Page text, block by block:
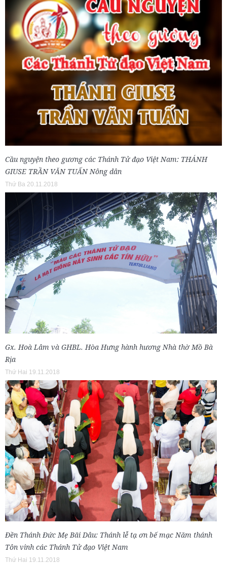
Cầu nguyện theo gương các Thánh Tử đạo Việt Nam: THÁNH
GIUSE TRẦN VĂN TUẤN Nông dân
Thứ Ba 20.11.2018
Gx. Hoà Lâm và GHBL. Hòa Hưng hành hương Nhà thờ Mồ Bà
Rịa
Thứ Hai 19.11.2018
Đền Thánh Đức Mẹ Bãi Dâu: Thánh lễ tạ ơn bế mạc Năm thánh
Tôn vinh các Thánh Tử đạo Việt Nam
Thứ Hai 19.11.2018